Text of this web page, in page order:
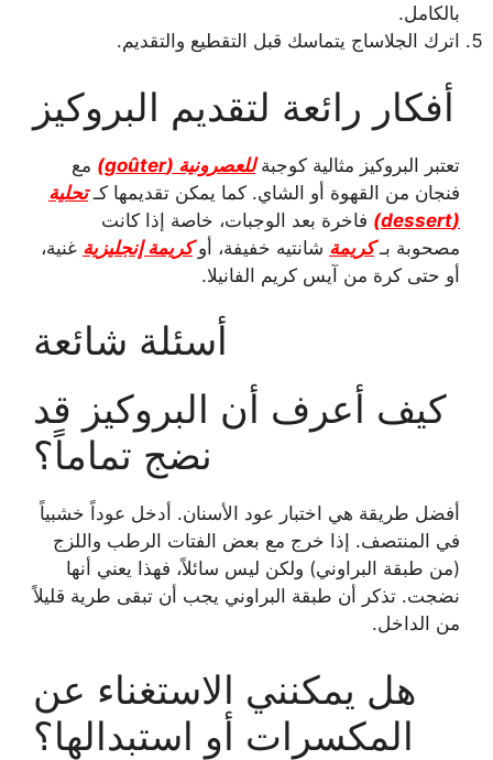
بالكامل.
اترك الجلاساج يتماسك قبل التقطيع والتقديم.
أفكار رائعة لتقديم البروكيز
تعتبر البروكيز مثالية كوجبةللعصرونية (goûter)
مع
فنجان من القهوة أو الشاي. كما يمكن تقديمها كـتحلية
(dessert)
فاخرة بعد الوجبات، خاصة إذا كانت
مصحوبة بـكريمة شانتيه خفيفة، أوكريمة إنجليزية غنية،
أو حتى كرة من آيس كريم الفانيلا.
أسئلة شائعة
كيف أعرف أن البروكيز قد
نضج تماماً؟
أفضل طريقة هي اختبار عود الأسنان. أدخل عوداً خشبياً
في المنتصف. إذا خرج مع بعض الفتات الرطب واللزج
(من طبقة البراوني) ولكن ليس سائلاً، فهذا يعني أنها
نضجت. تذكر أن طبقة البراوني يجب أن تبقى طرية قليلاً
من الداخل.
هل يمكنني الاستغناء عن
المكسرات أو استبدالها؟